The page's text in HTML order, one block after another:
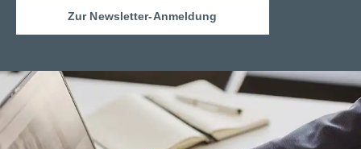
Zur Newsletter-Anmeldung